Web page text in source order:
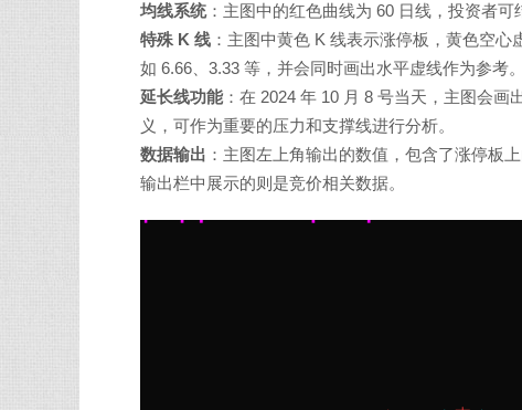
均线系统：主图中的红色曲线为 60 日线，投资者可
特殊 K 线 ：主图中黄色 K 线表示涨停板，黄色空
如 6.66、3.33 等，并会同时画出水平虚线作为参考。
延长线功能 ：在 2024 年 10 月 8 号当天，主图会
义，可作为重要的压力和支撑线进行分析。
数据输出 ：主图左上角输出的数值，包含了涨停板
输出栏中展示的则是竞价相关数据。